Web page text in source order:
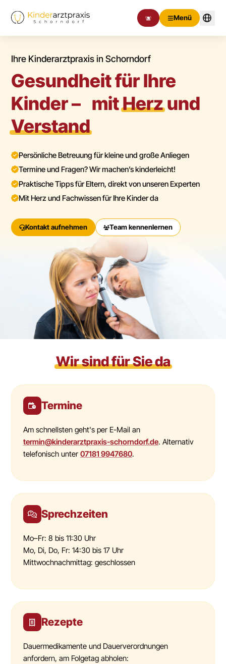
Menü
Ihre Kinderarztpraxis in Schorndorf
Gesundheit für Ihre
Kinder – mitHerzund
Verstand
Persönliche Betreuung für kleine und große Anliegen
Termine und Fragen? Wir machen’s kinderleicht!
Praktische Tipps für Eltern, direkt von unseren Experten
Mit Herz und Fachwissen für Ihre Kinder da
Kontakt aufnehmen Team kennenlernen
Wir sind für Sie da
Termine
Am schnellsten geht's per E-Mail an
termin@kinderarztpraxis-schorndorf.de. Alternativ
telefonisch unter 07181 9947680.
Sprechzeiten
Mo–Fr: 8 bis 11:30 Uhr
Mo, Di, Do, Fr: 14:30 bis 17 Uhr
Mittwochnachmittag: geschlossen
Rezepte
Dauermedikamente und Dauerverordnungen
anfordern, am Folgetag abholen: